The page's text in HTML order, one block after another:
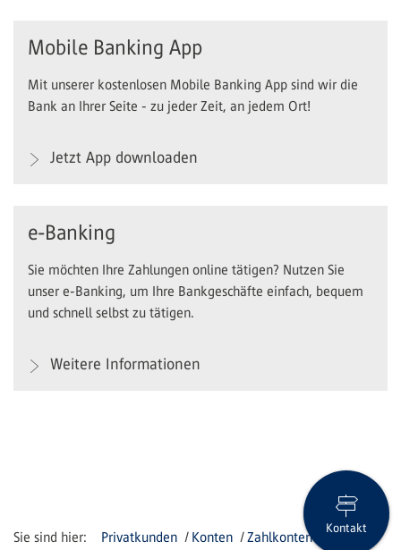
Mobile Banking App
Mit unserer kostenlosen Mobile Banking App sind wir die
Bank an Ihrer Seite - zu jeder Zeit, an jedem Ort!
Jetzt App downloaden
e-Banking
Sie möchten Ihre Zahlungen online tätigen? Nutzen Sie
unser e-Banking, um Ihre Bankgeschäfte einfach, bequem
und schnell selbst zu tätigen.
Weitere Informationen
Privatkunden Konten
Zahlkonten
Kontakt